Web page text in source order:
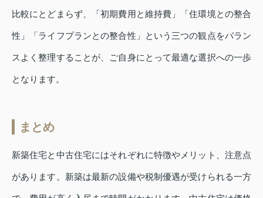
比較にとどまらず、「初期費用と維持費」「住環境との整合
性」「ライフプランとの整合性」という三つの観点をバラン
スよく整理することが、ご自身にとって最適な選択への一歩
となります。
まとめ
新築住宅と中古住宅にはそれぞれに特徴やメリット、注意点
があります。新築は最新の設備や税制優遇が受けられる一方